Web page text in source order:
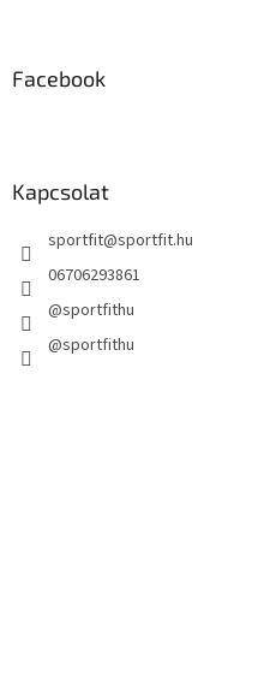
Facebook
Kapcsolat
sportfit@sportfit.hu
06706293861
@sportfithu
@sportfithu